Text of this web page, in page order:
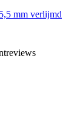
mm verlijmd